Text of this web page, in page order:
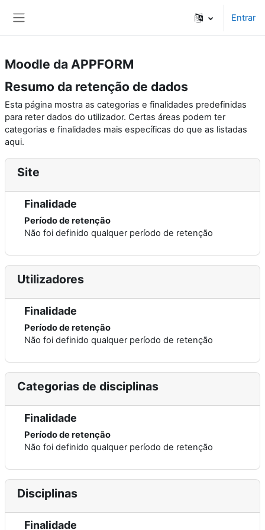
Entrar
Moodle da APPFORM
Resumo da retenção de dados
Esta página mostra as categorias e finalidades predefinidas
para reter dados do utilizador. Certas áreas podem ter
categorias e finalidades mais específicas do que as listadas
aqui.
Site
Finalidade
Período de retenção
Não foi definido qualquer período de retenção
Utilizadores
Finalidade
Período de retenção
Não foi definido qualquer período de retenção
Categorias de disciplinas
Finalidade
Período de retenção
Não foi definido qualquer período de retenção
Disciplinas
Finalidade